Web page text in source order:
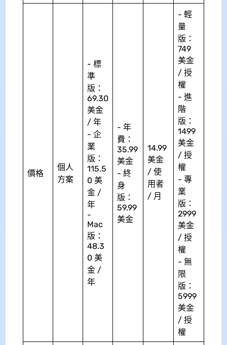
價格
個人
方案
- 標
準
版：
69.30
美金
/ 年
- 企
業
版：
115.5
0 美
金 /
年
-
Mac
版：
48.3
0 美
金 /
年
- 年
費：
35.99
美金
- 終
身
版：
59.99
美金
14.99
美金
/ 使
用者
/ 月
- 輕
量
版：
749
美金
/ 授
權
- 進
階
版：
1499
美金
/ 授
權
- 專
業
版：
2999
美金
/ 授
權
- 無
限
版：
5999
美金
/ 授
權